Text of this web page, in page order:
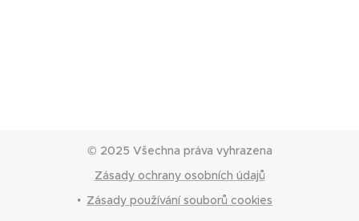
© 2025 Všechna práva vyhrazena
Zásady ochrany osobních údajů
Zásady používání souborů cookies